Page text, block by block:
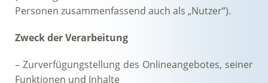
Personen zusammenfassend auch als „Nutzer“).
Zweck der Verarbeitung
– Zurverfügungstellung des Onlineangebotes, seiner
Funktionen und Inhalte